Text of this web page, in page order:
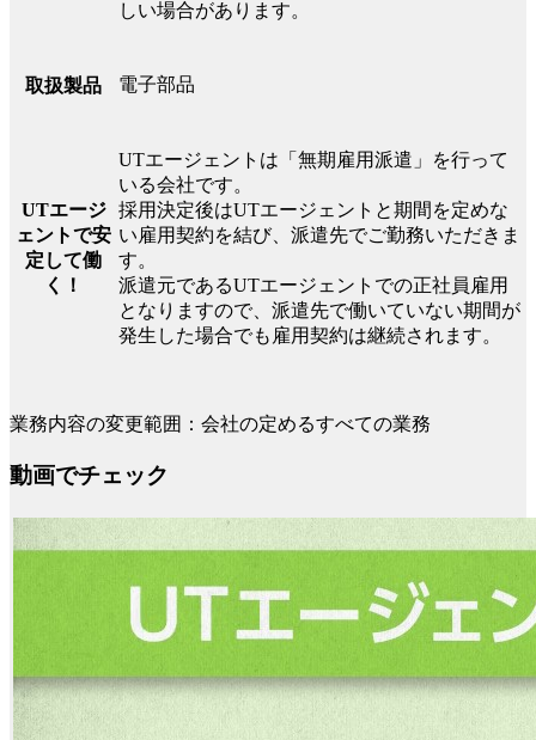
しい場合があります。
取扱製品 電子部品
UTエージ
ェントで安
定して働
く！
UTエージェントは「無期雇用派遣」を行って
いる会社です。
採用決定後はUTエージェントと期間を定めな
い雇用契約を結び、派遣先でご勤務いただきま
す。
派遣元であるUTエージェントでの正社員雇用
となりますので、派遣先で働いていない期間が
発生した場合でも雇用契約は継続されます。
業務内容の変更範囲：会社の定めるすべての業務
動画でチェック